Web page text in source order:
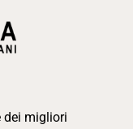
dei migliori